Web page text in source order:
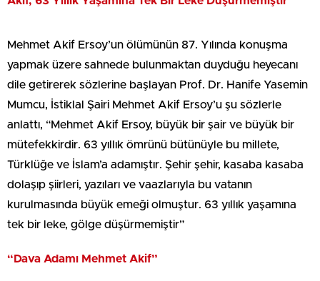
Mehmet Akif Ersoy’un ölümünün 87. Yılında konuşma
yapmak üzere sahnede bulunmaktan duyduğu heyecanı
dile getirerek sözlerine başlayan Prof. Dr. Hanife Yasemin
Mumcu, İstiklal Şairi Mehmet Akif Ersoy’u şu sözlerle
anlattı, “Mehmet Akif Ersoy, büyük bir şair ve büyük bir
mütefekkirdir. 63 yıllık ömrünü bütünüyle bu millete,
Türklüğe ve İslam’a adamıştır. Şehir şehir, kasaba kasaba
dolaşıp şiirleri, yazıları ve vaazlarıyla bu vatanın
kurulmasında büyük emeği olmuştur. 63 yıllık yaşamına
tek bir leke, gölge düşürmemiştir”
“Dava Adamı Mehmet Akif”